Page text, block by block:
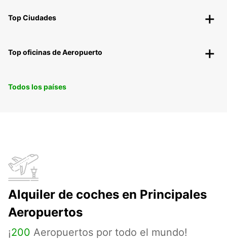
Top Ciudades
Top oficinas de Aeropuerto
Todos los países
Alquiler de coches en Principales
Aeropuertos
¡200 Aeropuertos por todo el mundo!